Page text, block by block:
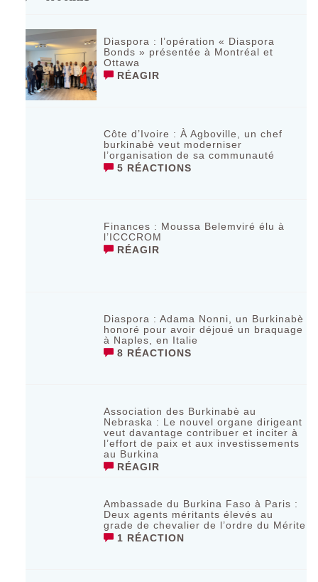
Diaspora : l’opération « Diaspora
Bonds » présentée à Montréal et
Ottawa
RÉAGIR
Côte d’Ivoire : À Agboville, un chef
burkinabè veut moderniser
l’organisation de sa communauté
5 RÉACTIONS
Finances : Moussa Belemviré élu à
l’ICCCROM
RÉAGIR
Diaspora : Adama Nonni, un Burkinabè
honoré pour avoir déjoué un braquage
à Naples, en Italie
8 RÉACTIONS
Association des Burkinabè au
Nebraska : Le nouvel organe dirigeant
veut davantage contribuer et inciter à
l’effort de paix et aux investissements
au Burkina
RÉAGIR
Ambassade du Burkina Faso à Paris :
Deux agents méritants élevés au
grade de chevalier de l’ordre du Mérite
1 RÉACTION